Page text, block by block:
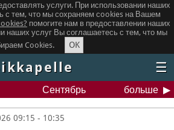
услуги. При использовании наших
с тем, что мы сохраняем сookies на Вашем
помогите нам в предоставлении наших
наших услуг Вы соглашаетесь с тем, что мы
Cookies.
OK
☰
Сентябрь больше
09:15 - 10:35